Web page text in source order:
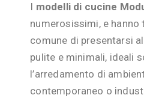
I modelli di cucine
numerosissimi, e
comune di presentarsi
pulite e minimali, ideali
l’arredamento di
contemporaneo o